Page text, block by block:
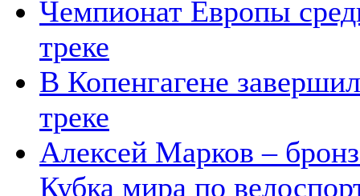
Чемпионат Европы
треке
В Копенгагене
треке
Алексей Марков –
Кубка мира по